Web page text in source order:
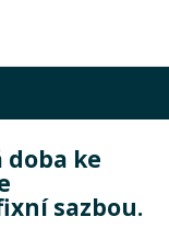
doba ke
sazbou.